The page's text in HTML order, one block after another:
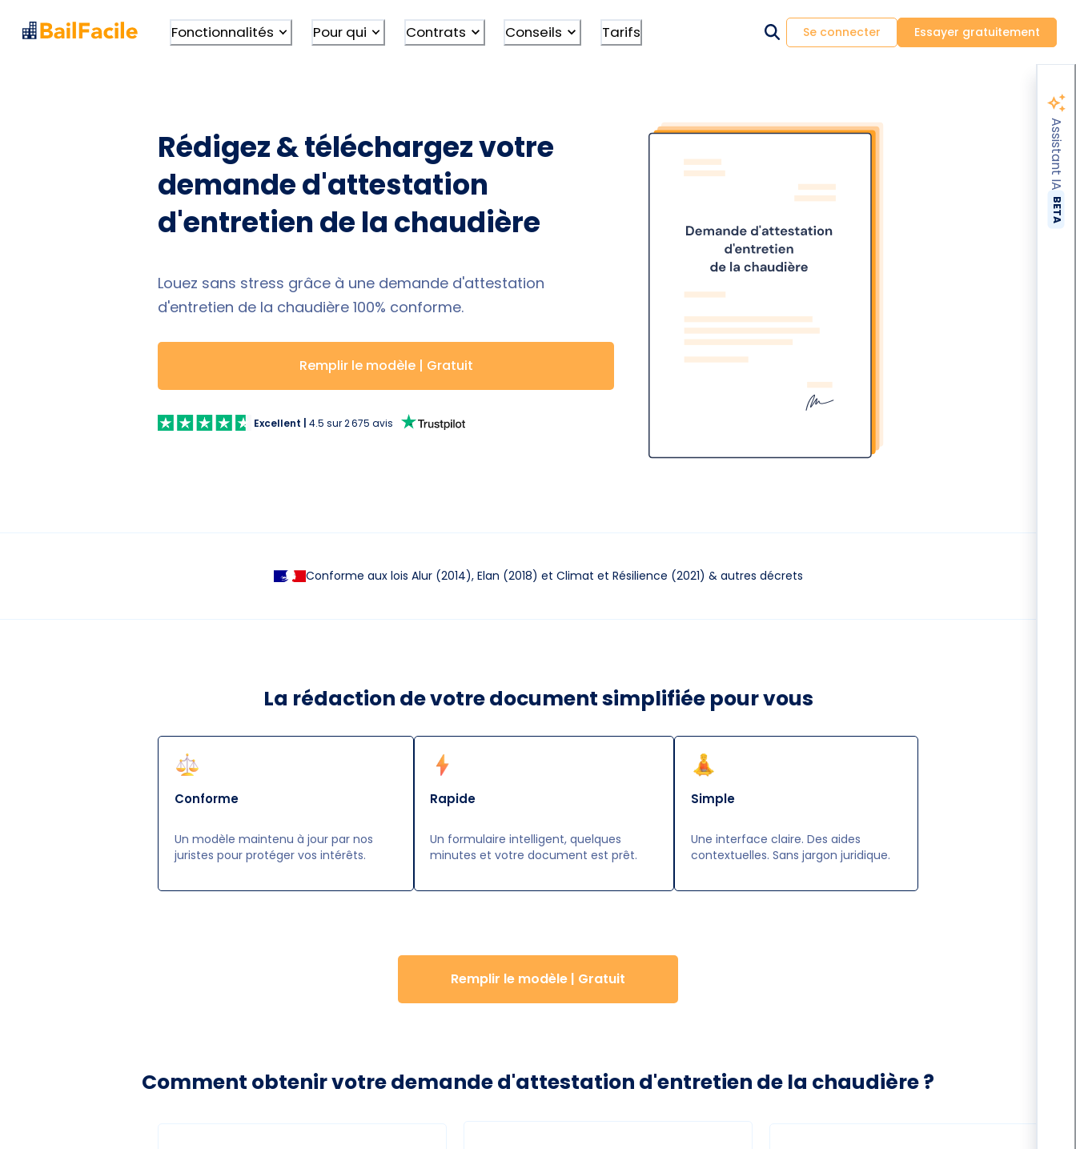
Assistant IA
BETA
Fonctionnalités Pour qui Contrats Conseils Tarifs Se connecter Essayer gratuitement
Rédigez & téléchargez votre
demande d'attestation
d'entretien de la chaudière
Louez sans stress grâce à une demande d'attestation
d'entretien de la chaudière 100% conforme.
Remplir le modèle | Gratuit
Excellent 4.5 sur2 675 avis
Conforme aux lois Alur (2014), Elan (2018) et Climat et Résilience (2021) & autres décrets
La rédaction de votre document simplifiée pour vous
Conforme
Un modèle maintenu à jour par nos
juristes pour protéger vos intérêts.
Rapide
Un formulaire intelligent, quelques
minutes et votre document est prêt.
Simple
Une interface claire. Des aides
contextuelles. Sans jargon juridique.
Remplir le modèle | Gratuit
Comment obtenir votre demande d'attestation d'entretien de la chaudière ?